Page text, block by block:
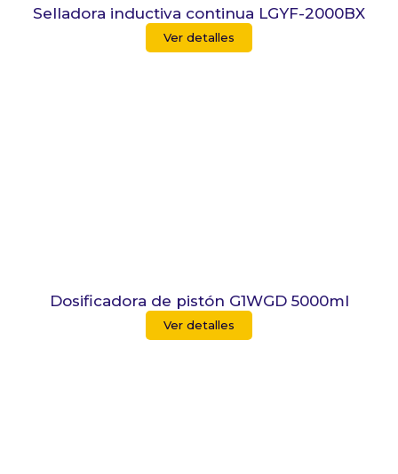
Selladora inductiva continua LGYF-2000BX
Ver detalles
Dosificadora de pistón G1WGD 5000ml
Ver detalles